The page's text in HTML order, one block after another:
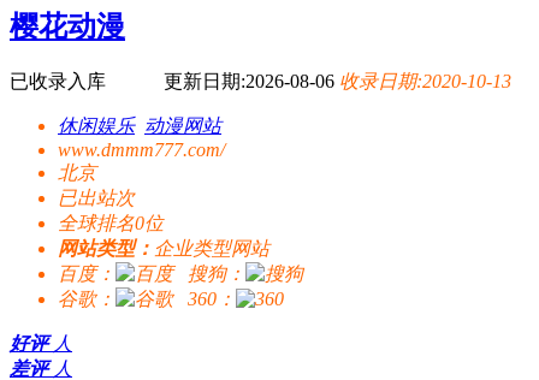
樱花动漫
已收录入库 更新日期:2026-08-06 收录日期:2020-10-13
休闲娱乐 动漫网站
www.dmmm777.com/
北京
已出站次
全球排名0位
网站类型： 企业类型网站
百度：
搜狗：
谷歌：
360：
好评 人
差评 人